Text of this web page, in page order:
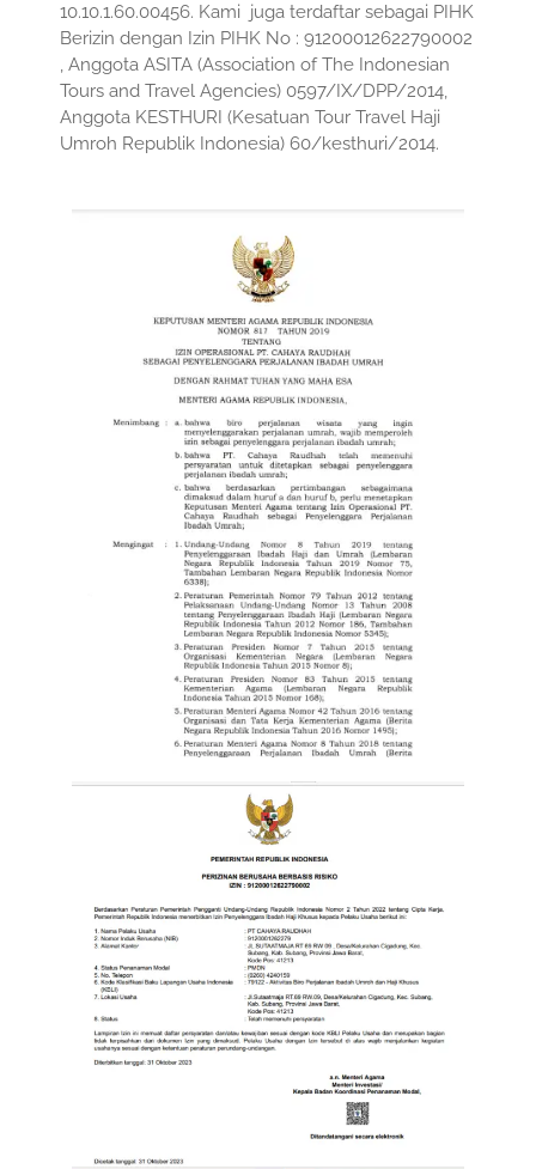
10.10.1.60.00456. Kami juga terdaftar sebagai PIHK
Berizin dengan Izin PIHK No : 91200012622790002
, Anggota ASITA (Association of The Indonesian
Tours and Travel Agencies) 0597/IX/DPP/2014,
Anggota KESTHURI (Kesatuan Tour Travel Haji
Umroh Republik Indonesia) 60/kesthuri/2014.